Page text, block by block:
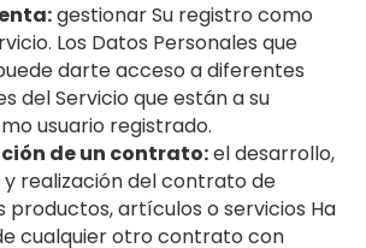
gestionar Su registro como
Los Datos Personales que
darte acceso a diferentes
del Servicio que están a su
usuario registrado.
de un contrato:el desarrollo,
realización del contrato de
productos, artículos o servicios Ha
cualquier otro contrato con